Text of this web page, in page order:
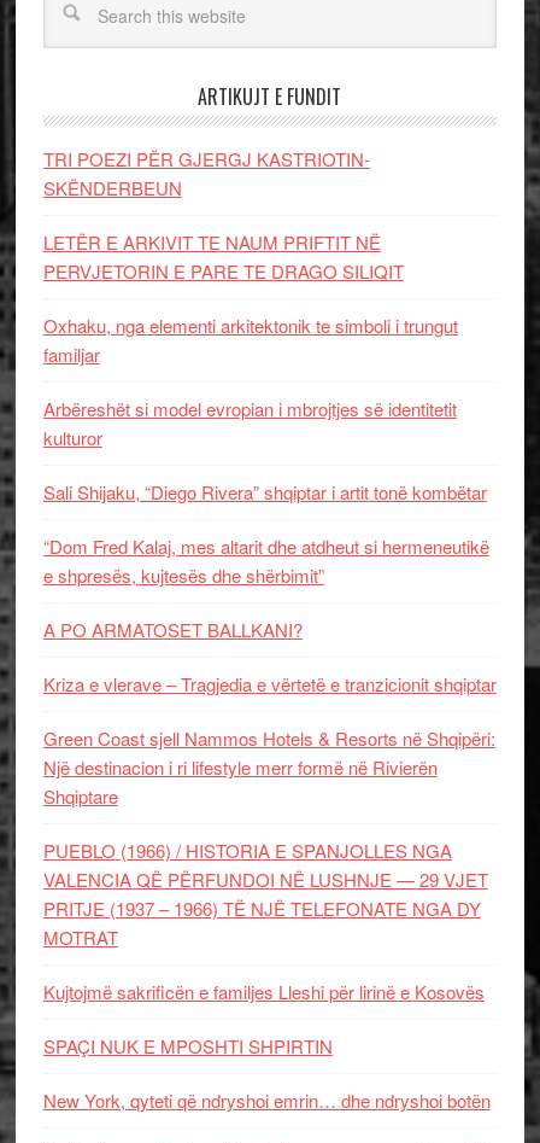
ARTIKUJT E FUNDIT
TRI POEZI PËR GJERGJ KASTRIOTIN-
SKËNDERBEUN
LETËR E ARKIVIT TE NAUM PRIFTIT NË
PERVJETORIN E PARE TE DRAGO SILIQIT
Oxhaku, nga elementi arkitektonik te simboli i trungut
familjar
Arbëreshët si model evropian i mbrojtjes së identitetit
kulturor
Sali Shijaku, “Diego Rivera” shqiptar i artit tonë kombëtar
“Dom Fred Kalaj, mes altarit dhe atdheut si hermeneutikë
e shpresës, kujtesës dhe shërbimit”
A PO ARMATOSET BALLKANI?
Kriza e vlerave – Tragjedia e vërtetë e tranzicionit shqiptar
Green Coast sjell Nammos Hotels & Resorts në Shqipëri:
Një destinacion i ri lifestyle merr formë në Rivierën
Shqiptare
PUEBLO (1966) / HISTORIA E SPANJOLLES NGA
VALENCIA QË PËRFUNDOI NË LUSHNJE — 29 VJET
PRITJE (1937 – 1966) TË NJË TELEFONATE NGA DY
MOTRAT
Kujtojmë sakrificën e familjes Lleshi për lirinë e Kosovës
SPAÇI NUK E MPOSHTI SHPIRTIN
New York, qyteti që ndryshoi emrin… dhe ndryshoi botën